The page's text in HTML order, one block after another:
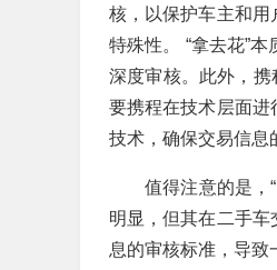
核，以保护车主和用
特殊性。 “拿去花”
深度审核。此外，携
要携程在技术层面进
技术，确保交易信息
值得注意的是，
明显，但其在二手
息的审核标准，导致